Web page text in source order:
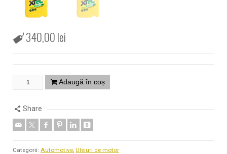
340,00lei
Adaugă în coș
Share
Categorii: Automotive, Uleiuri de motor